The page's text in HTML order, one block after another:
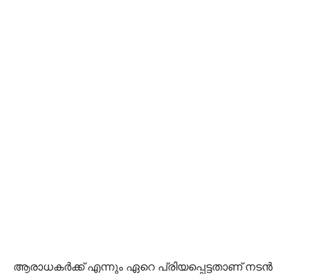
ആരാധകര്‍ക്ക് എന്നും ഏറെ പ്രിയപ്പെട്ടതാണ് നടന്‍